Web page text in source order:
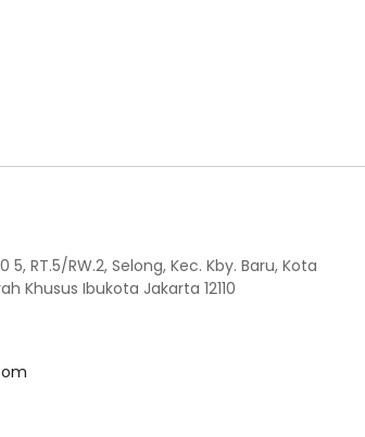
RT.5/RW.2, Selong, Kec. Kby. Baru, Kota
Khusus Ibukota Jakarta 12110